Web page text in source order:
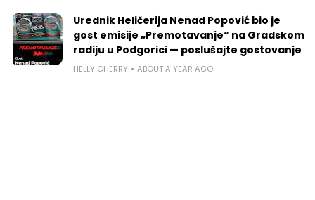
Urednik Heličerija Nenad Popović bio je
gost emisije „Premotavanje“ na Gradskom
radiju u Podgorici — poslušajte gostovanje
HELLY CHERRY ABOUT A YEAR AGO